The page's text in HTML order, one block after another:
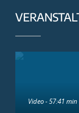
Video - 57:41 min